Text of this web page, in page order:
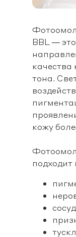
BBL —
тона.
кожу
подходит